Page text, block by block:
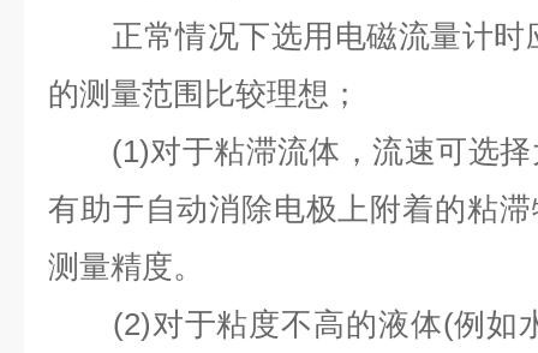
正常情况下选用电磁流量计时
的测量范围比较理想；
(1)对于粘滞流体，流速可选
有助于自动消除电极上附着的粘
测量精度。
(2)对于粘度不高的液体(例如